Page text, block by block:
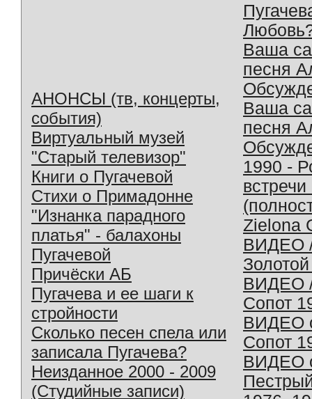
АНОНСЫ (тв, концерты,
события)
Виртуальный музей
"Старый телевизор"
Книги о Пугачевой
Стихи о Примадонне
"Изнанка парадного
платья" - балахоны
Пугачевой
Причёски АБ
Пугачева и ее шаги к
стройности
Сколько песен спела или
записала Пугачева?
Неизданное 2000 - 2009
(Студийные записи)
Ваша
песня
Ваша
песня
1990 -
Zielona
ВИДЕО
ВИДЕО
Сопот
ВИДЕО
Сопот
ВИДЕО